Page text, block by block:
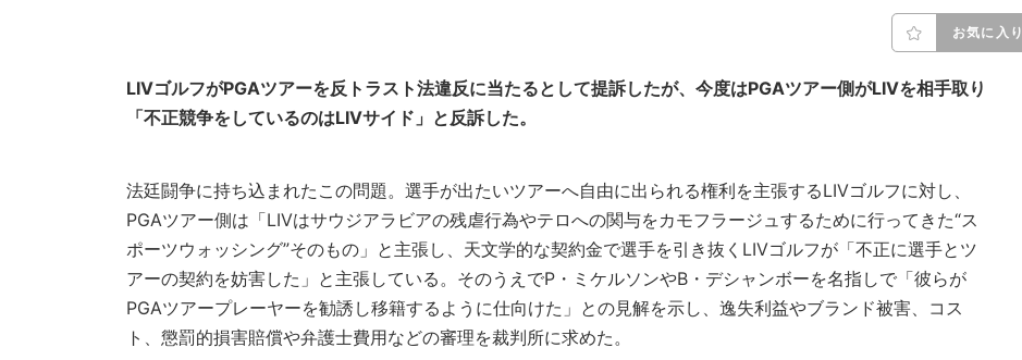
お気に入り
LIVゴルフがPGAツアーを反トラスト法違反に当たるとして提訴したが、今度はPGAツアー側がLIVを相手取り
「不正競争をしているのはLIVサイド」と反訴した。
法廷闘争に持ち込まれたこの問題。選手が出たいツアーへ自由に出られる権利を主張するLIVゴルフに対し、
PGAツアー側は「LIVはサウジアラビアの残虐行為やテロへの関与をカモフラージュするために行ってきた“ス
ポーツウォッシング”そのもの」と主張し、天文学的な契約金で選手を引き抜くLIVゴルフが「不正に選手とツ
アーの契約を妨害した」と主張している。そのうえでP・ミケルソンやB・デシャンボーを名指しで「彼らが
PGAツアープレーヤーを勧誘し移籍するように仕向けた」との見解を示し、逸失利益やブランド被害、コス
ト、懲罰的損害賠償や弁護士費用などの審理を裁判所に求めた。